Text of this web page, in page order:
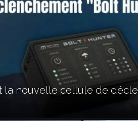
la nouvelle cellule de